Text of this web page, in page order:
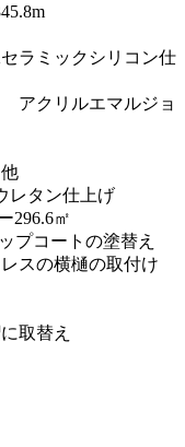
ミックシリコン仕
クリルエマルジョ
タン仕上げ
296.6㎡
コートの塗替え
スの横樋の取付け
取替え